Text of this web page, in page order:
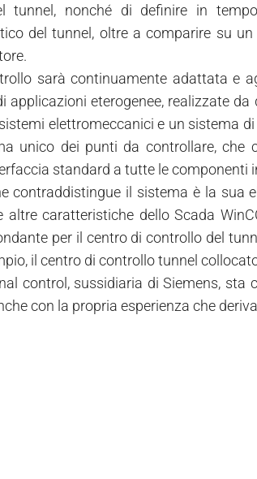
tunnel, nonché di definire in
del tunnel, oltre a comparire su
sarà continuamente adattata e
applicazioni eterogenee, realizzate
elettromeccanici e un sistema
unico dei punti da controllare,
standard a tutte le componenti
contraddistingue il sistema è la sua
caratteristiche dello Scada
per il centro di controllo del
il centro di controllo tunnel
control, sussidiaria di Siemens,
con la propria esperienza che